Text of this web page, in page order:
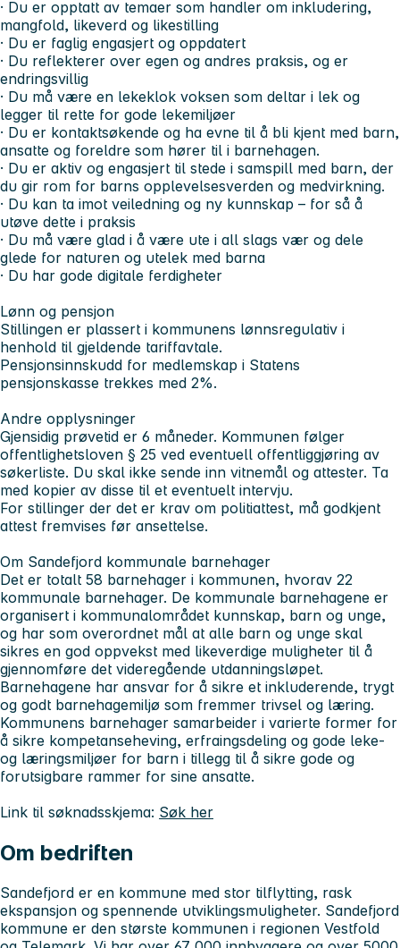
· Du er opptatt av temaer som handler om inkludering,
mangfold, likeverd og likestilling
· Du er faglig engasjert og oppdatert
· Du reflekterer over egen og andres praksis, og er
endringsvillig
· Du må være en lekeklok voksen som deltar i lek og
legger til rette for gode lekemiljøer
· Du er kontaktsøkende og ha evne til å bli kjent med barn,
ansatte og foreldre som hører til i barnehagen.
· Du er aktiv og engasjert til stede i samspill med barn, der
du gir rom for barns opplevelsesverden og medvirkning.
· Du kan ta imot veiledning og ny kunnskap – for så å
utøve dette i praksis
· Du må være glad i å være ute i all slags vær og dele
glede for naturen og utelek med barna
· Du har gode digitale ferdigheter
Lønn og pensjon
Stillingen er plassert i kommunens lønnsregulativ i
henhold til gjeldende tariffavtale.
Pensjonsinnskudd for medlemskap i Statens
pensjonskasse trekkes med 2%.
Andre opplysninger
Gjensidig prøvetid er 6 måneder. Kommunen følger
offentlighetsloven § 25 ved eventuell offentliggjøring av
søkerliste. Du skal ikke sende inn vitnemål og attester. Ta
med kopier av disse til et eventuelt intervju.
For stillinger der det er krav om politiattest, må godkjent
attest fremvises før ansettelse.
Om Sandefjord kommunale barnehager
Det er totalt 58 barnehager i kommunen, hvorav 22
kommunale barnehager. De kommunale barnehagene er
organisert i kommunalområdet kunnskap, barn og unge,
og har som overordnet mål at alle barn og unge skal
sikres en god oppvekst med likeverdige muligheter til å
gjennomføre det videregående utdanningsløpet.
Barnehagene har ansvar for å sikre et inkluderende, trygt
og godt barnehagemiljø som fremmer trivsel og læring.
Kommunens barnehager samarbeider i varierte former for
å sikre kompetanseheving, erfraingsdeling og gode leke-
og læringsmiljøer for barn i tillegg til å sikre gode og
forutsigbare rammer for sine ansatte.
Link til søknadsskjema: Søk her
Om bedriften
Sandefjord er en kommune med stor tilflytting, rask
ekspansjon og spennende utviklingsmuligheter. Sandefjord
kommune er den største kommunen i regionen Vestfold